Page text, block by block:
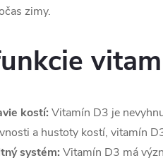
zimy.
kostí: Vitamín D3 je
a hustoty kostí, vitamín
systém: Vitamín D3 má